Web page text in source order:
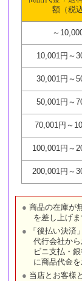
額（税込
～
10,001円～
30,001円～
50,001円～
70,001円～
100,001円～
200,001円～
商品の在庫が
を差し上げま
「後払い決済
代行会社か
ビニ支払・
に商品代金
当店とお客様